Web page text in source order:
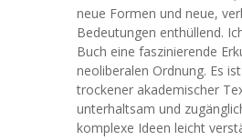
neue Formen und neue,
Bedeutungen enthüllend.
Buch eine faszinierende
neoliberalen Ordnung. Es
trockener akademischer
unterhaltsam und
komplexe Ideen leicht